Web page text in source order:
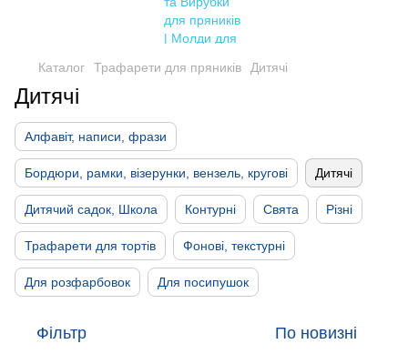
Каталог Трафарети для пряників Дитячі
Дитячі
Алфавіт, написи, фрази
Бордюри, рамки, візерунки, вензель, кругові Дитячі
Дитячий садок, Школа Контурні Свята Різні
Трафарети для тортів Фонові, текстурні
Для розфарбовок Для посипушок
Фільтр По новизні